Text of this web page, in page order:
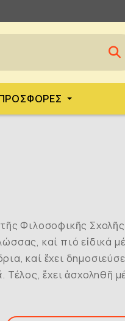
Φιλοσοφικῆς
καί πιό εἰδικά
καί ἔχει
ἔχει ἀσχοληθῆ